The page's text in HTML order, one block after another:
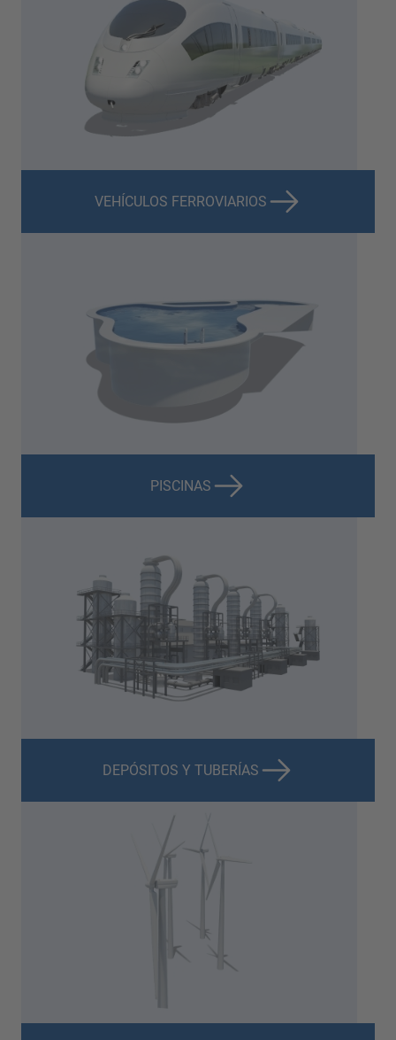
VEHÍCULOS FERROVIARIOS
PISCINAS
DEPÓSITOS Y TUBERÍAS